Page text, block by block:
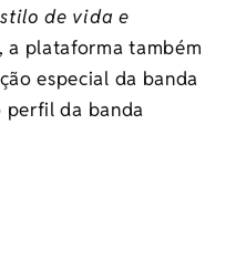
de vida e
a plataforma também
especial da banda
perfil da banda